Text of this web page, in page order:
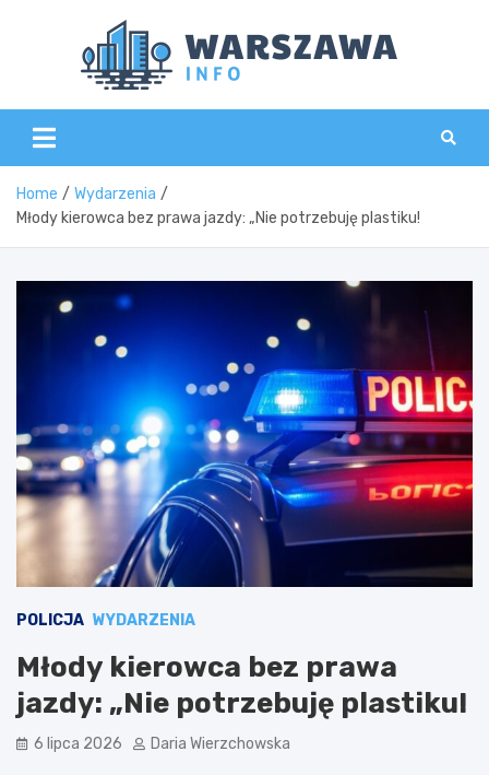
Home
Wydarzenia
Młody kierowca bez prawa jazdy: „Nie potrzebuję plastiku!
POLICJA WYDARZENIA
Młody kierowca bez prawa
jazdy: „Nie potrzebuję plastiku!
6 lipca 2026 Daria Wierzchowska